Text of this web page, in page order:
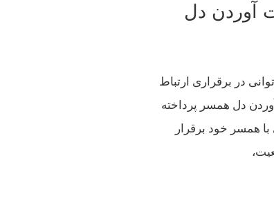
آوردن دل
در برقراری ارتباط
دل همسر پرداخته
همسر خود برقرار